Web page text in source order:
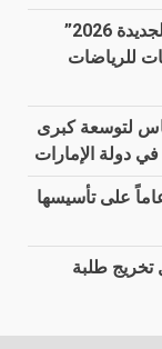
الرياض تستضيف “مؤتمر الرياضة العالمية الجديدة 2026”
للرياضات
لتوسعة كبرى
دولة الإمارات
أوركارد البريطانية تحتفل بمرور 20 عاماً على تأسيسها
تخريج طلبة